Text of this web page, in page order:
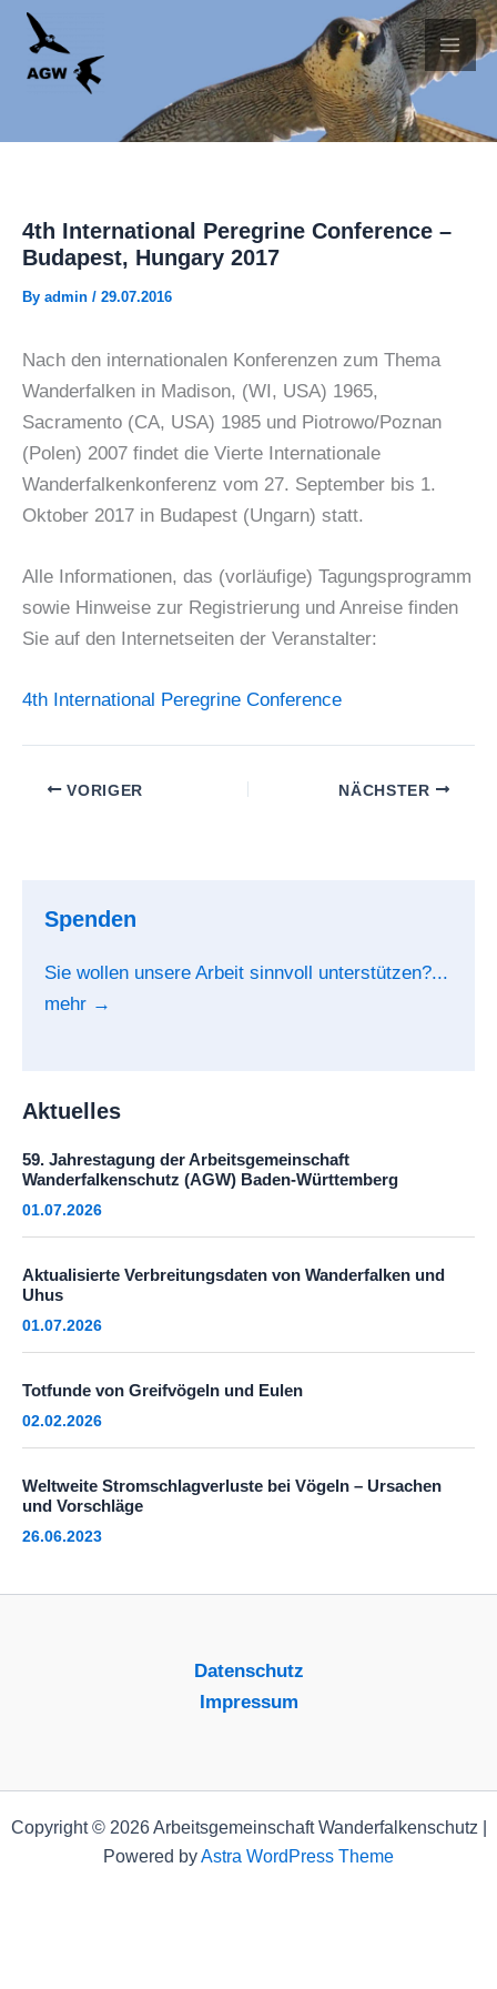
Skip
content
4th International Peregrine Conference –
Budapest, Hungary 2017
By admin / 29.07.2016
Nach den internationalen Konferenzen zum Thema
Wanderfalken in Madison, (WI, USA) 1965,
Sacramento (CA, USA) 1985 und Piotrowo/Poznan
(Polen) 2007 findet die Vierte Internationale
Wanderfalkenkonferenz vom 27. September bis 1.
Oktober 2017 in Budapest (Ungarn) statt.
Alle Informationen, das (vorläufige) Tagungsprogramm
sowie Hinweise zur Registrierung und Anreise finden
Sie auf den Internetseiten der Veranstalter:
4th International Peregrine Conference
VORIGER NÄCHSTER
Spenden
Sie wollen unsere Arbeit sinnvoll unterstützen?...
mehr →
Aktuelles
59. Jahrestagung der Arbeitsgemeinschaft
Wanderfalkenschutz (AGW) Baden-Württemberg
01.07.2026
Aktualisierte Verbreitungsdaten von Wanderfalken und
Uhus
01.07.2026
Totfunde von Greifvögeln und Eulen
02.02.2026
Weltweite Stromschlagverluste bei Vögeln – Ursachen
und Vorschläge
26.06.2023
Datenschutz
Impressum
Copyright © 2026 Arbeitsgemeinschaft Wanderfalkenschutz |
Powered byAstra WordPress Theme